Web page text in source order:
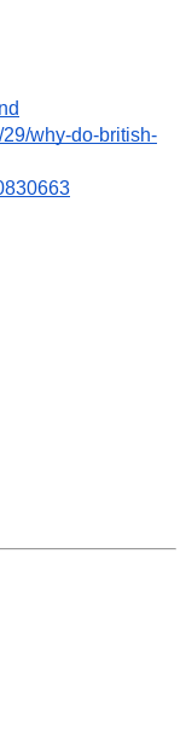
why-do-british-